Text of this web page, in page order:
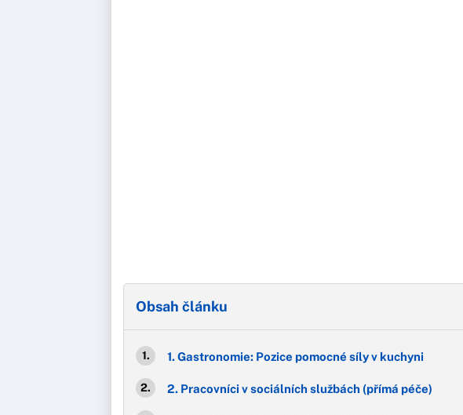
Obsah článku
1. Gastronomie: Pozice pomocné síly v kuchyni
2. Pracovníci v sociálních službách (přímá péče)